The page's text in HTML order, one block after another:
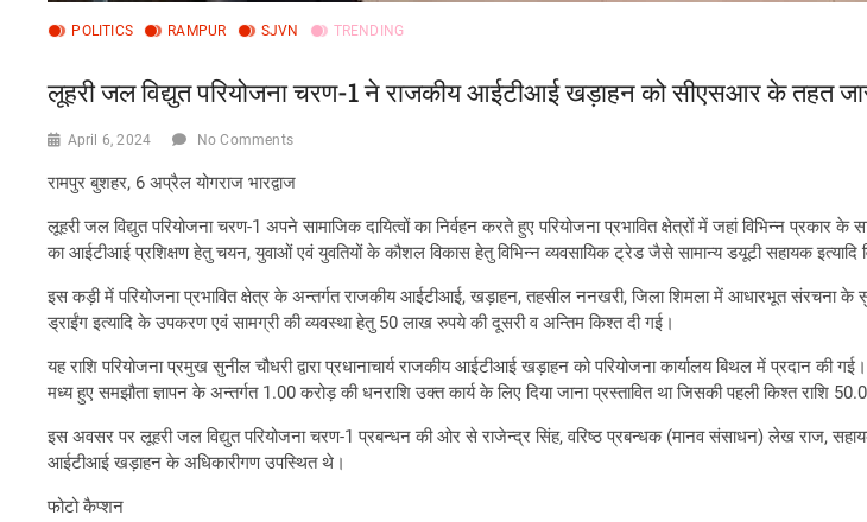
POLITICS RAMPUR SJVN TRENDING
लूहरी जल विद्युत परियोजना चरण-1 ने राजकीय आईटीआई खड़ाहन को सीएसआर के तहत
April 6, 2024 No Comments
रामपुर बुशहर, 6 अप्रैल योगराज भारद्वाज
लूहरी जल विद्युत परियोजना चरण-1 अपने सामाजिक दायित्वों का निर्वहन करते हुए परियोजना प्रभावित क्षेत्रों में जहां विभिन्न प्रकार
का आईटीआई प्रशिक्षण हेतु चयन, युवाओं एवं युवतियों के कौशल विकास हेतु विभिन्न व्यवसायिक ट्रेड जैसे सामान्य डयूटी सहायक इत्यादि
इस कड़ी में परियोजना प्रभावित क्षेत्र के अन्तर्गत राजकीय आईटीआई, खड़ाहन, तहसील ननखरी, जिला शिमला में आधारभूत संरचना
ड्राईंग इत्यादि के उपकरण एवं सामग्री की व्यवस्था हेतु 50 लाख रुपये की दूसरी व अन्तिम किश्त दी गई।
यह राशि परियोजना प्रमुख सुनील चौधरी द्वारा प्रधानाचार्य राजकीय आईटीआई खड़ाहन को परियोजना कार्यालय बिथल में प्रदान
मध्य हुए समझौता ज्ञापन के अन्तर्गत 1.00 करोड़ की धनराशि उक्त कार्य के लिए दिया जाना प्रस्तावित था जिसकी पहली किश्त राशि
इस अवसर पर लूहरी जल विद्युत परियोजना चरण-1 प्रबन्धन की ओर से राजेन्द्र सिंह, वरिष्ठ प्रबन्धक (मानव संसाधन) लेख राज,
आईटीआई खड़ाहन के अधिकारीगण उपस्थित थे।
फोटो कैप्शन